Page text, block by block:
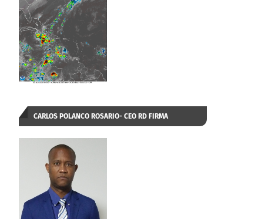
CARLOS POLANCO ROSARIO- CEO RD FIRMA
AUTORIZADA